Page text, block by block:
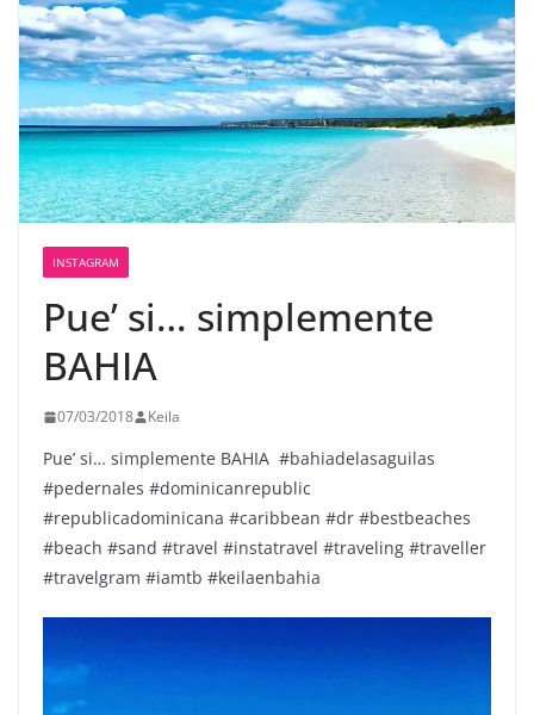
INSTAGRAM
Pue’ si… simplemente
BAHIA ️
07/03/2018 Keila
Pue’ si… simplemente BAHIA ️ #bahiadelasaguilas
#pedernales #dominicanrepublic
#republicadominicana #caribbean #dr #bestbeaches
#beach #sand #travel #instatravel #traveling #traveller
#travelgram #iamtb #keilaenbahia